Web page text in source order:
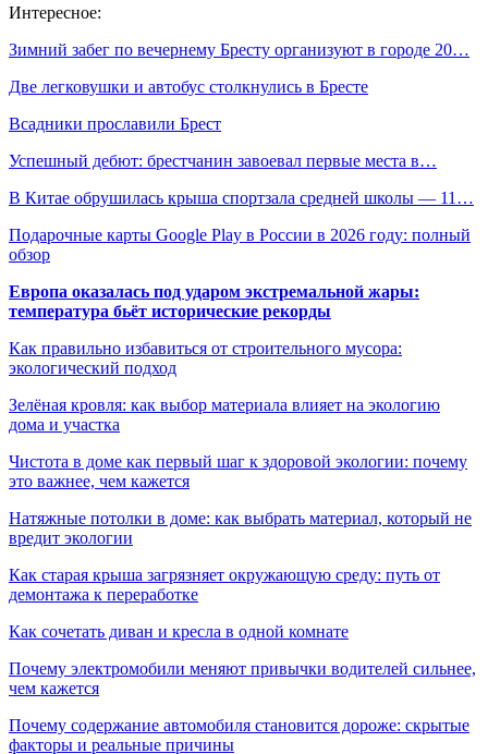
Интересное:
Зимний забег по вечернему Бресту организуют в городе 20…
Две легковушки и автобус столкнулись в Бресте
Всадники прославили Брест
Успешный дебют: брестчанин завоевал первые места в…
В Китае обрушилась крыша спортзала средней школы — 11…
Подарочные карты Google Play в России в 2026 году: полный
обзор
Европа оказалась под ударом экстремальной жары:
температура бьёт исторические рекорды
Как правильно избавиться от строительного мусора:
экологический подход
Зелёная кровля: как выбор материала влияет на экологию
дома и участка
Чистота в доме как первый шаг к здоровой экологии: почему
это важнее, чем кажется
Натяжные потолки в доме: как выбрать материал, который не
вредит экологии
Как старая крыша загрязняет окружающую среду: путь от
демонтажа к переработке
Как сочетать диван и кресла в одной комнате
Почему электромобили меняют привычки водителей сильнее,
чем кажется
Почему содержание автомобиля становится дороже: скрытые
факторы и реальные причины